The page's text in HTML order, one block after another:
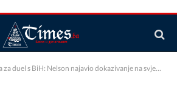
duel s BiH: Nelson najavio dokazivanje na svjetskoj sceni